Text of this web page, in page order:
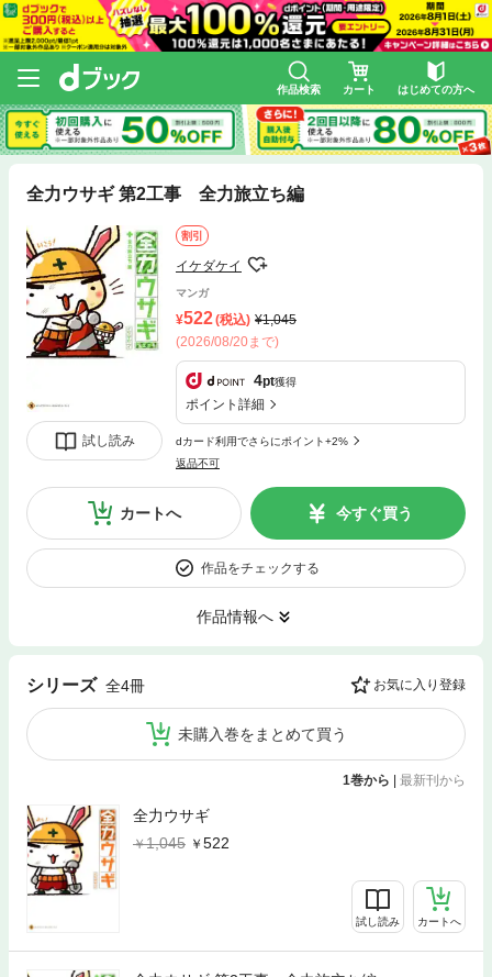
作品検索 カート はじめての方へ
全力ウサギ 第2工事 全力旅立ち編
試し読み
割引
イケダケイ
マンガ
522(税込)
1,045
(2026/08/20まで)
4pt獲得
ポイント詳細
dカード利用でさらにポイント+2%
返品不可
カートへ 今すぐ買う
作品をチェックする
作品情報へ
シリーズ 全4冊 お気に入り登録
未購入巻をまとめて買う
1巻から 最新刊から
全力ウサギ
1,045
522
試し読み カートへ